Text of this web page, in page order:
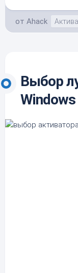
от Ahack
Выбор
Windows